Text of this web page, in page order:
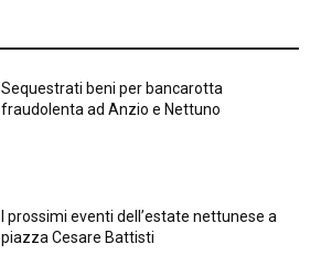
Sequestrati beni per bancarotta
fraudolenta ad Anzio e Nettuno
I prossimi eventi dell’estate nettunese a
piazza Cesare Battisti